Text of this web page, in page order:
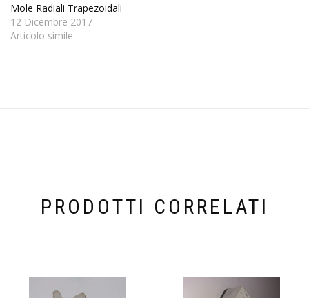
Mole Radiali Trapezoidali
12 Dicembre 2017
Articolo simile
PRODOTTI CORRELATI